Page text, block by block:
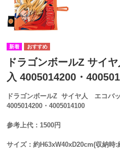
ドラゴンボールZ サ
入 4005014200・
ドラゴンボールZ サイヤ人 エコバ
4005014200・4005014100
参考上代：1500円
サイズ：約H63xW40xD20cm(収納時: